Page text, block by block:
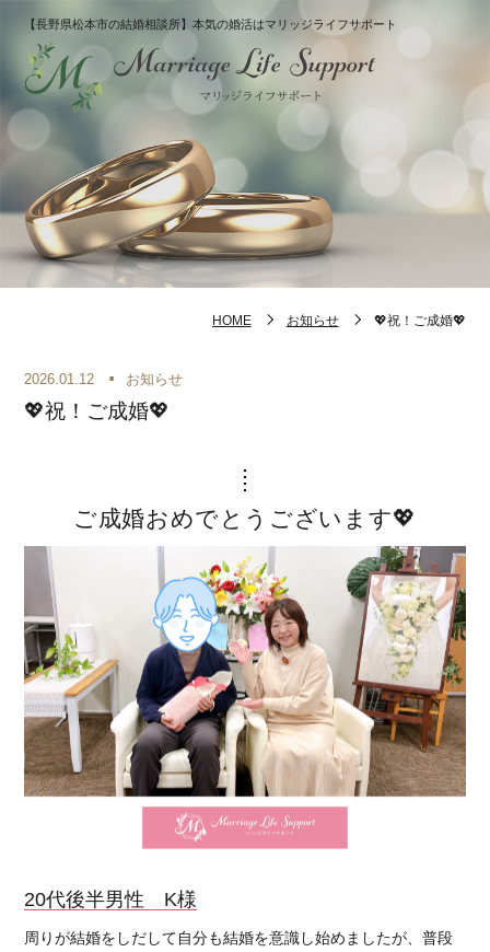
【長野県松本市の結婚相談所】本気の婚活はマリッジライフサポート
HOME お知らせ 💖祝！ご成婚💖
2026.01.12 お知らせ
💖祝！ご成婚💖
ご成婚おめでとうございます💖
20代後半男性 K様
周りが結婚をしだして自分も結婚を意識し始めましたが、普段